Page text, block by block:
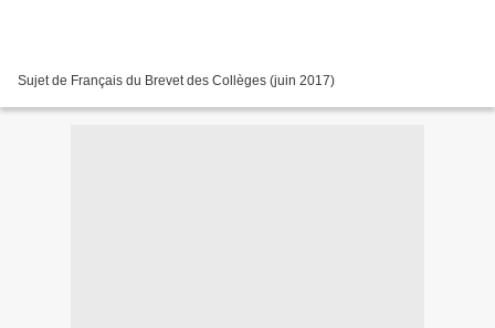
Sujet de Français du Brevet des Collèges (juin 2017)